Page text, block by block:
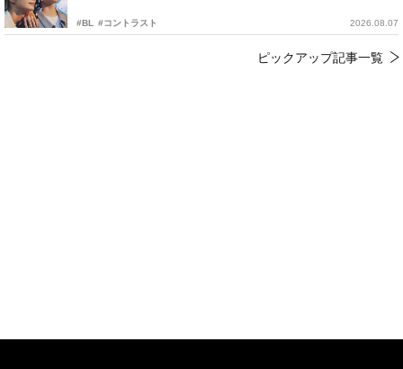
#BL #コントラスト 2026.08.07
ピックアップ記事一覧